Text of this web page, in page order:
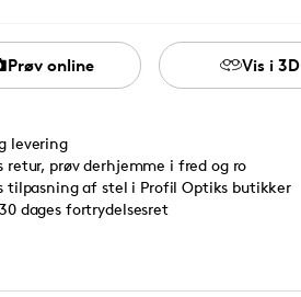
Prøv online Vis i 3D
levering
retur, prøv derhjemme i fred og ro
tilpasning af stel i Profil Optiks butikker
dages fortrydelsesret